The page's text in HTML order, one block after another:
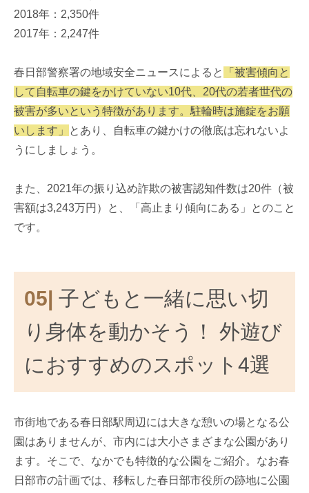
2018年：2,350件
2017年：2,247件
春日部警察署の地域安全ニュースによると
「被害傾向と
して自転車の鍵をかけていない10代、20代の若者世代の
被害が多いという特徴があります。駐輪時は施錠をお願
いします」
とあり、自転車の鍵かけの徹底は忘れないよ
うにしましょう。
また、2021年の振り込め詐欺の被害認知件数は20件（被
害額は3,243万円）と、「高止まり傾向にある」とのこと
です。
05| 子どもと一緒に思い切
り身体を動かそう！ 外遊び
におすすめのスポット4選
市街地である春日部駅周辺には大きな憩いの場となる公
園はありませんが、市内には大小さまざまな公園があり
ます。そこで、なかでも特徴的な公園をご紹介。なお春
日部市の計画では、移転した春日部市役所の跡地に公園